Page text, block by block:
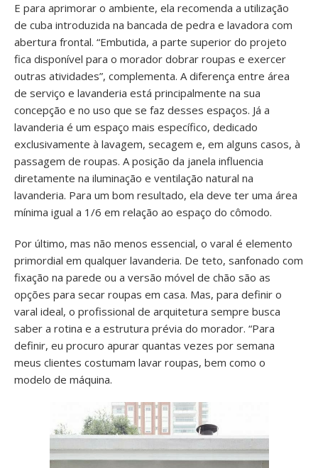
E para aprimorar o ambiente, ela recomenda a utilização
de cuba introduzida na bancada de pedra e lavadora com
abertura frontal. “Embutida, a parte superior do projeto
fica disponível para o morador dobrar roupas e exercer
outras atividades”, complementa. A diferença entre área
de serviço e lavanderia está principalmente na sua
concepção e no uso que se faz desses espaços. Já a
lavanderia é um espaço mais específico, dedicado
exclusivamente à lavagem, secagem e, em alguns casos, à
passagem de roupas. A posição da janela influencia
diretamente na iluminação e ventilação natural na
lavanderia. Para um bom resultado, ela deve ter uma área
mínima igual a 1/6 em relação ao espaço do cômodo.
Por último, mas não menos essencial, o varal é elemento
primordial em qualquer lavanderia. De teto, sanfonado com
fixação na parede ou a versão móvel de chão são as
opções para secar roupas em casa. Mas, para definir o
varal ideal, o profissional de arquitetura sempre busca
saber a rotina e a estrutura prévia do morador. “Para
definir, eu procuro apurar quantas vezes por semana
meus clientes costumam lavar roupas, bem como o
modelo de máquina.